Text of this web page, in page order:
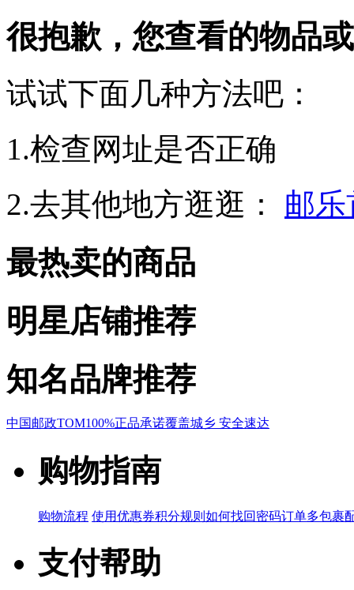
很抱歉，您查看的物品
试试下面几种方法吧：
1.检查网址是否正确
2.去其他地方逛逛：
邮
最热卖的商品
明星店铺推荐
知名品牌推荐
中国邮政TOM100%正品承诺覆盖城乡 安全速达
购物指南
购物流程 使用优惠券积分规则 如何找回密码订单多包裹
支付帮助